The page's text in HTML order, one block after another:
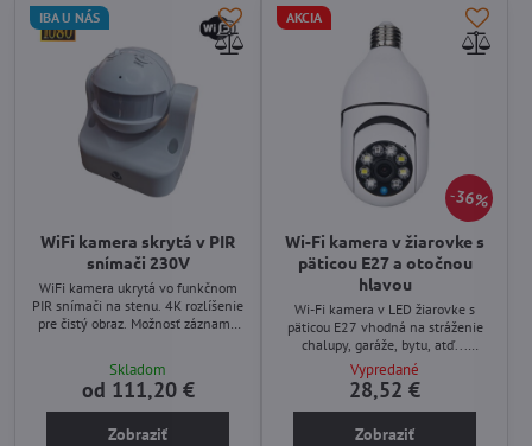
IBA U NÁS
WiFi kamera skrytá v PIR
snímači 230V
WiFi kamera ukrytá vo funkčnom
PIR snímači na stenu. 4K rozlíšenie
pre čistý obraz. Možnosť záznamu
čidla 230VAC.
Skladom
od 111,20 €
Zobraziť
36%
AKCIA
Wi-Fi kamera v žiarovke s
päticou E27 a otočnou
hlavou
Wi-Fi kamera v LED žiarovke s
päticou E27 vhodná na stráženie
chalupy, garáže, bytu, atď...
Záznam na SD kartu alebo na
server. Otočná hlava kamery do
všetkých smerov. FULL HD
rozlíšenie.
Vypredané
28,52 €
Zobraziť